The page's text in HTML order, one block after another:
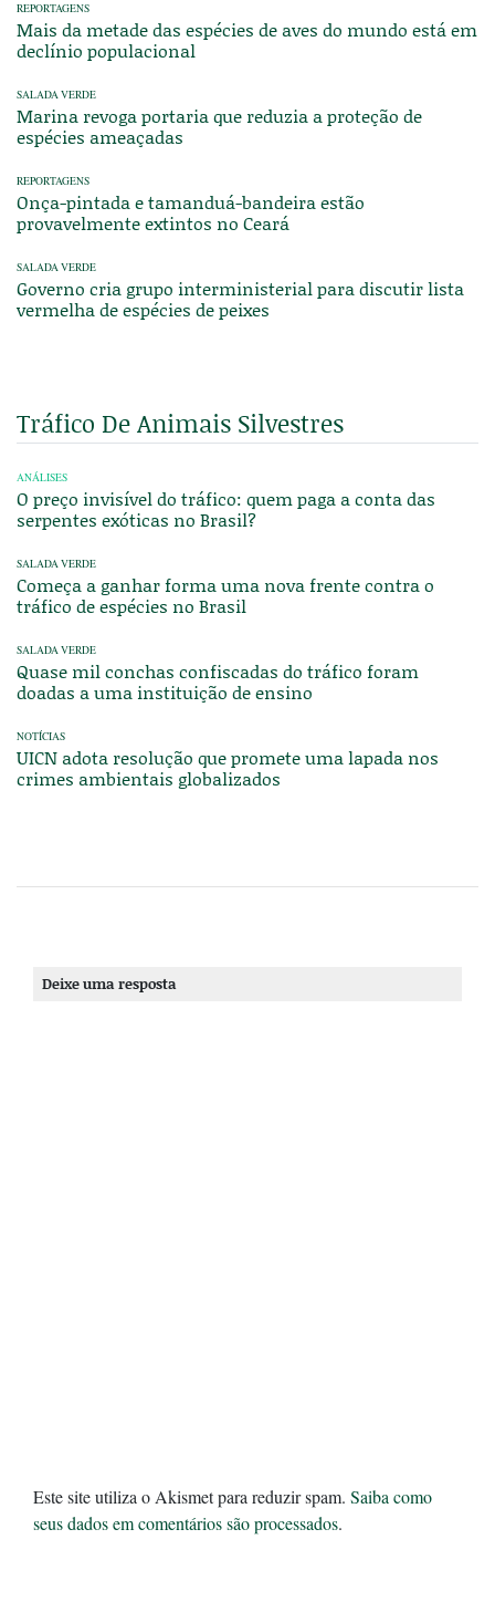
REPORTAGENS
Mais da metade das espécies de aves do mundo está em
declínio populacional
SALADA VERDE
Marina revoga portaria que reduzia a proteção de
espécies ameaçadas
REPORTAGENS
Onça-pintada e tamanduá-bandeira estão
provavelmente extintos no Ceará
SALADA VERDE
Governo cria grupo interministerial para discutir lista
vermelha de espécies de peixes
Tráfico De Animais Silvestres
ANÁLISES
O preço invisível do tráfico: quem paga a conta das
serpentes exóticas no Brasil?
SALADA VERDE
Começa a ganhar forma uma nova frente contra o
tráfico de espécies no Brasil
SALADA VERDE
Quase mil conchas confiscadas do tráfico foram
doadas a uma instituição de ensino
NOTÍCIAS
UICN adota resolução que promete uma lapada nos
crimes ambientais globalizados
Deixe uma resposta
Este site utiliza o Akismet para reduzir spam. Saiba como
seus dados em comentários são processados.